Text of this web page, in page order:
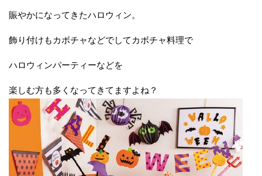
賑やかになってきたハロウィン。
飾り付けもカボチャなどでしてカボチャ料理で
ハロウィンパーティーなどを
楽しむ方も多くなってきてますよね？